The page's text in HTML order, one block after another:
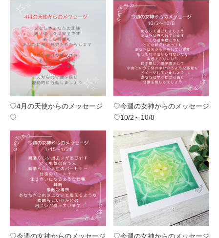
♡4月の天使からのメッセージ
♡
♡今週の女神からのメッセージ
♡10/2～10/8
♡今週の女神からのメッセージ
♡今週の女神からのメッセージ